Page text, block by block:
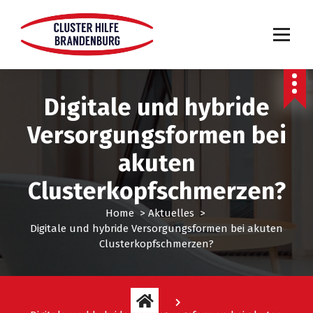
Digitale und hybride
Versorgungsformen bei
akuten
Clusterkopfschmerzen?
Home > Aktuelles >
Digitale und hybride Versorgungsformen bei akuten
Clusterkopfschmerzen?